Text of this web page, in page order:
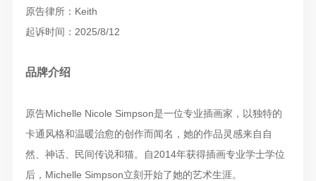
原告律所：Keith
起诉时间：2025/8/12
品牌介绍
原告Michelle Nicole Simpson是一位专业插画家，以独特的
卡通风格和温暖治愈的创作而闻名，她的作品灵感来自自
然、神话、民间传说和猫。自2014年获得插画专业学士学位
后，Michelle Simpson立刻开始了她的艺术生涯。